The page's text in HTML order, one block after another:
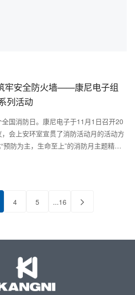
牢安全防火墙——康尼电子组
列活动
国消防日。康尼电子于11月1日召开20
会上安环室宣贯了消防活动月的活动方
预防为主，生命至上”的消防月主题精
4 5 ...16